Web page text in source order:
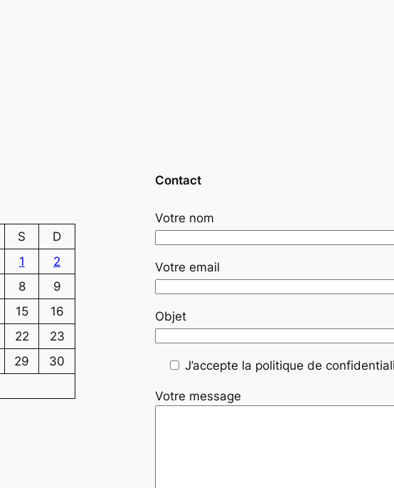
S
D
1
2
8
9
15
16
22
23
29
30
Contact
Votre nom
Votre email
Objet
J’accepte la politique de
Votre message